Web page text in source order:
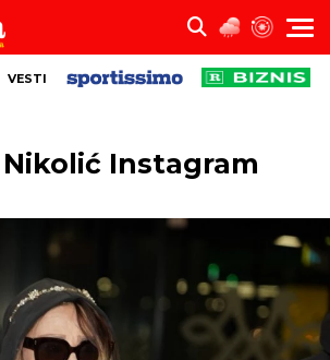
VESTI
Nikolić Instagram